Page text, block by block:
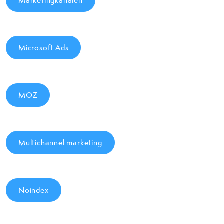
Microsoft Ads
MOZ
Multichannel marketing
Noindex